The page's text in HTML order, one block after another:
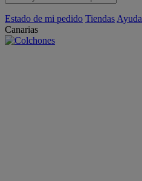
Estado de mi pedido Tiendas Ayuda
Canarias